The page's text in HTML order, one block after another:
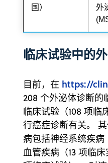
国）
外
临床试验中的
目前，在 https://
208 个外泌体诊断的
临床试验（108 项临
行癌症诊断有关。
病包括神经系统疾病
血管疾病（13 项临